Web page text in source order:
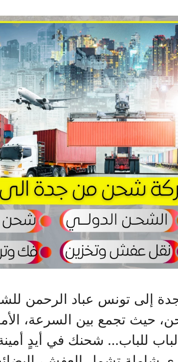
إلى تونس عباد الرحمن
حيث تجمع بين السرعة،
للباب… شحنك في أيدٍ